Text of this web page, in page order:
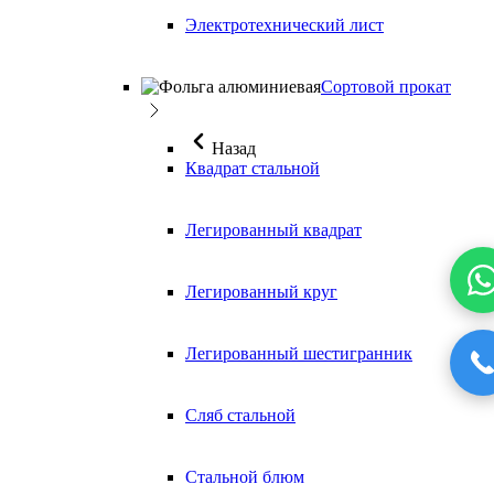
Электротехнический лист
Сортовой прокат
Назад
Квадрат стальной
Легированный квадрат
Легированный круг
Легированный шестигранник
Сляб стальной
Стальной блюм